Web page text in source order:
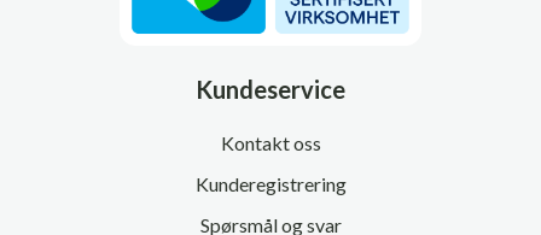
Kundeservice
Kontakt oss
Kunderegistrering
Spørsmål og svar